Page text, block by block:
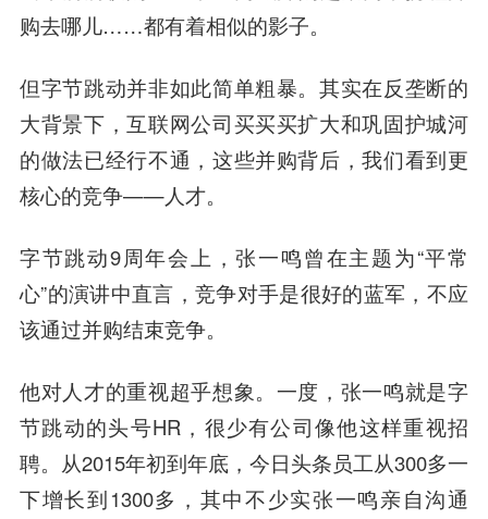
购去哪儿……都有着相似的影子。
但字节跳动并非如此简单粗暴。其实在反垄断的
大背景下，互联网公司买买买扩大和巩固护城河
的做法已经行不通，这些并购背后，我们看到更
核心的竞争——人才。
字节跳动9周年会上，张一鸣曾在主题为“平常
心”的演讲中直言，竞争对手是很好的蓝军，不应
该通过并购结束竞争。
他对人才的重视超乎想象。一度，张一鸣就是字
节跳动的头号HR，很少有公司像他这样重视招
聘。从2015年初到年底，今日头条员工从300多一
下增长到1300多，其中不少实张一鸣亲自沟通